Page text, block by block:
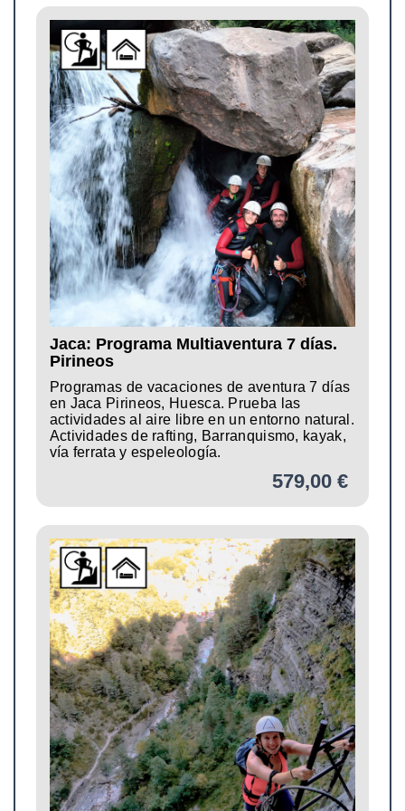
Jaca: Programa Multiaventura 7 días.
Pirineos
Programas de vacaciones de aventura 7 días
en Jaca Pirineos, Huesca. Prueba las
actividades al aire libre en un entorno natural.
Actividades de rafting, Barranquismo, kayak,
vía ferrata y espeleología.
579,00 €